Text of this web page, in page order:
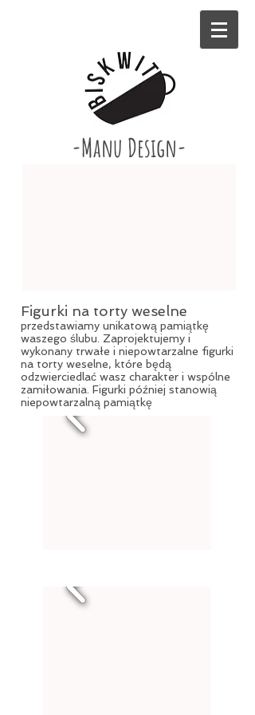
-Manu Design-
Figurki na torty weselne
przedstawiamy unikatową pamiątkę
waszego ślubu. Zaprojektujemy i
wykonany trwałe i niepowtarzalne figurki
na torty weselne, które będą
odzwierciedlać wasz charakter i wspólne
zamiłowania. Figurki później stanowią
niepowtarzalną pamiątkę